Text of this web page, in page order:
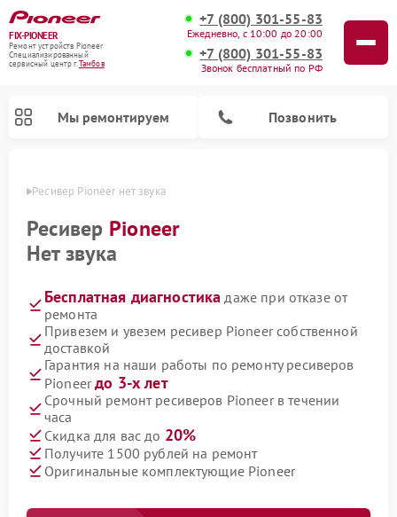
FIX-PIONEER
Ремонт устройств Pioneer
Специализированный
cервисный центр г.Тамбов
+7 (800) 301-55-83
Ежедневно, с 10:00 до 20:00
+7 (800) 301-55-83
Звонок бесплатный по РФ
Мы ремонтируем Позвонить
Ресивер Pioneer нет звука
Ресивер Pioneer
Нет звука
Бесплатная диагностика даже при отказе от
ремонта
Привезем и увезем ресивер Pioneer собственной
доставкой
Гарантия на наши работы по ремонту ресиверов
Pioneerдо 3-х лет
Срочный ремонт ресиверов Pioneer в течении
часа
Скидка для вас до 20%
Получите 1500 рублей на ремонт
Оригинальные комплектующие Pioneer